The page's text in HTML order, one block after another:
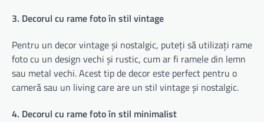
3. Decorul cu rame foto în stil vintage
Pentru un decor vintage și nostalgic, puteți să utilizați rame
foto cu un design vechi și rustic, cum ar fi ramele din lemn
sau metal vechi. Acest tip de decor este perfect pentru o
cameră sau un living care are un stil vintage și nostalgic.
4. Decorul cu rame foto în stil minimalist